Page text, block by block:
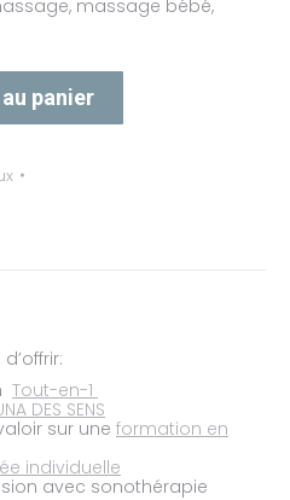
massage bébé,
panier
Tout-en-1
DES SENS
sur une formation en
individuelle
avec sonothérapie